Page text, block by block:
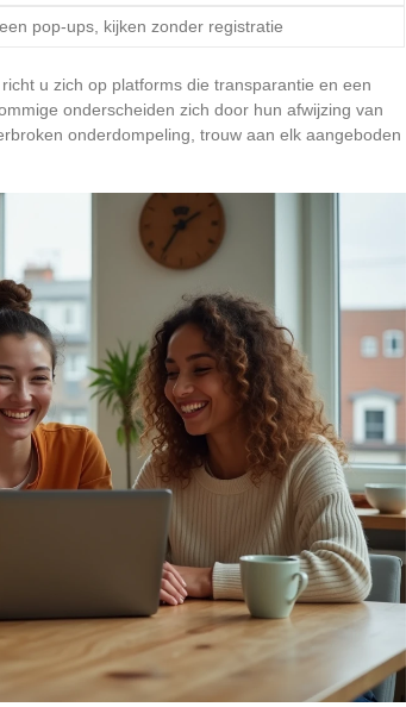
pop-ups, kijken zonder registratie
, richt u zich op platforms die transparantie en een
onderscheiden zich door hun afwijzing van
onderdompeling, trouw aan elk aangeboden